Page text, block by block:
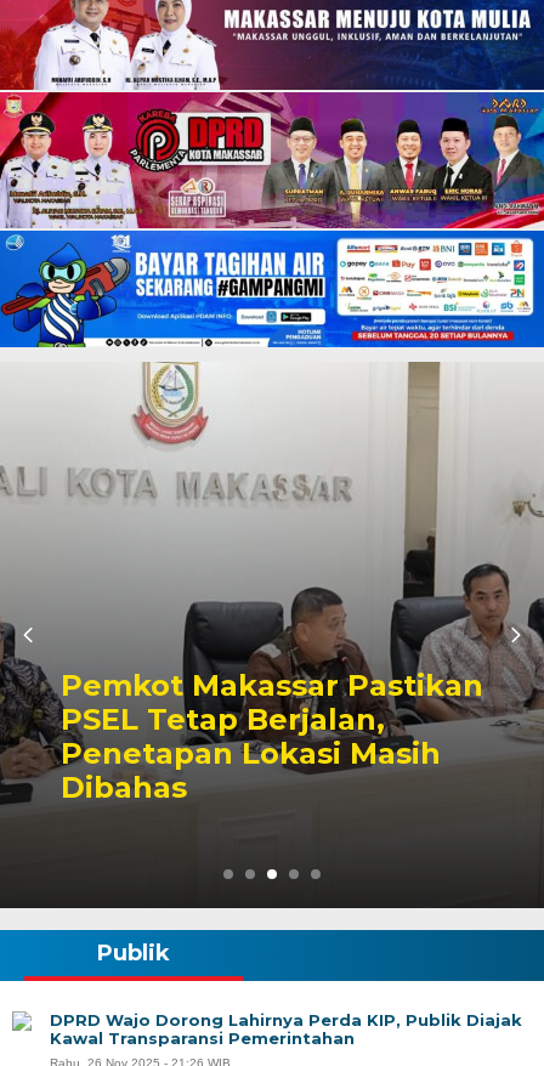
Pemkot Makassar Pastikan
PSEL Tetap Berjalan,
Penetapan Lokasi Masih
Dibahas
Publik
DPRD Wajo Dorong Lahirnya Perda KIP, Publik Diajak
Kawal Transparansi Pemerintahan
Rabu, 26 Nov 2025 - 21:26 WIB